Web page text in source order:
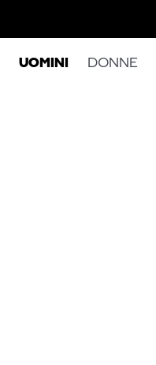
UOMINI DONNE